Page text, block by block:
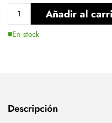
Añadir al
En stock
Descripción